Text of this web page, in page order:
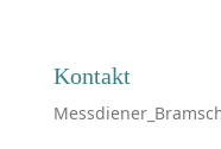
Kontakt